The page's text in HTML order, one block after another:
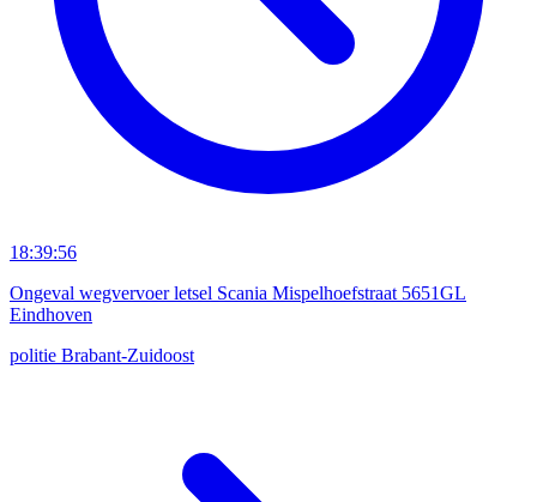
18:39:56
Ongeval wegvervoer letsel Scania Mispelhoefstraat 5651GL
Eindhoven
politie Brabant-Zuidoost